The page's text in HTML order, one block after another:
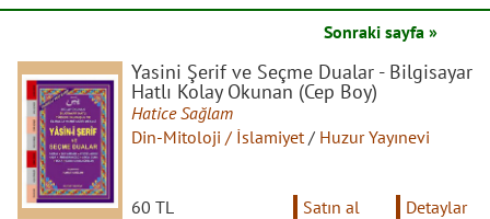
Sonraki sayfa »
Yasini Şerif ve Seçme Dualar - Bilgisayar
Hatlı Kolay Okunan (Cep Boy)
Hatice Sağlam
Din-Mitoloji / İslamiyet / Huzur Yayınevi
60 TL Satın al Detaylar